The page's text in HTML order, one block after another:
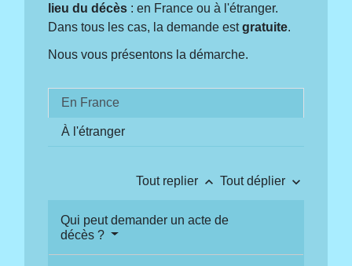
lieu du décès : en France ou à l'étranger.
Dans tous les cas, la demande estgratuite.
Nous vous présentons la démarche.
En France
À l'étranger
Tout replier keyboard_arrow_up Tout déplier keyboard_arrow_down
Qui peut demander un acte de
décès ?